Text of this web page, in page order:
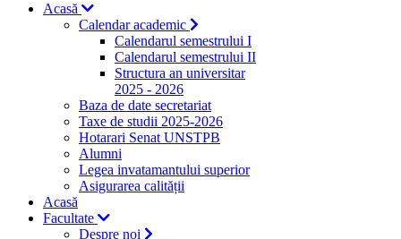
Acasă
Calendar academic
Calendarul semestrului I
Calendarul semestrului II
Structura an universitar
2025 - 2026
Baza de date secretariat
Taxe de studii 2025-2026
Hotarari Senat UNSTPB
Alumni
Legea invatamantului superior
Asigurarea calității
Acasă
Facultate
Despre noi